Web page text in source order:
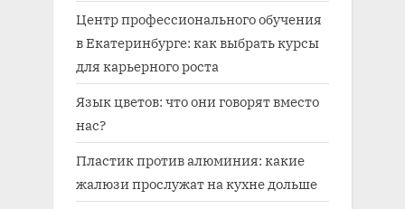
Центр профессионального обучения
в Екатеринбурге: как выбрать курсы
для карьерного роста
Язык цветов: что они говорят вместо
нас?
Пластик против алюминия: какие
жалюзи прослужат на кухне дольше